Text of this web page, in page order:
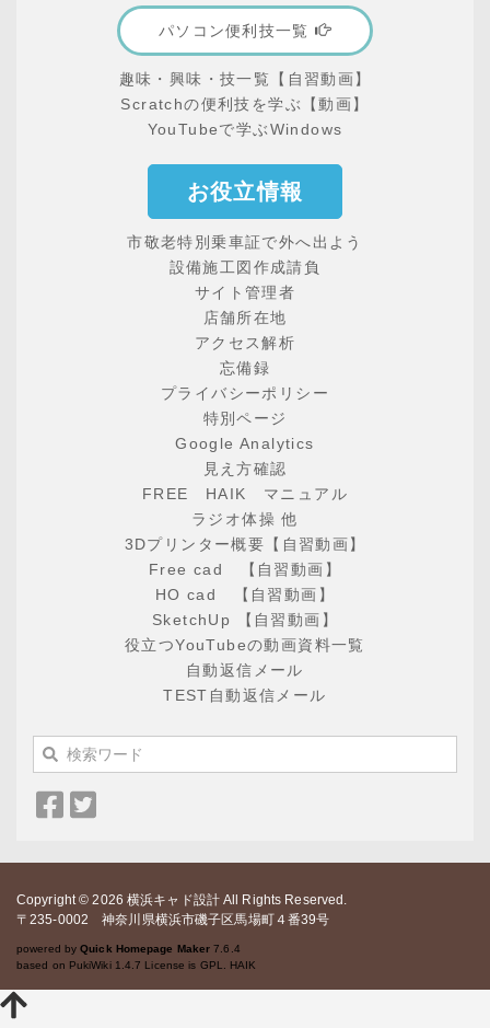
パソコン便利技一覧
趣味・興味・技一覧【自習動画】
Scratchの便利技を学ぶ【動画】
YouTubeで学ぶWindows
お役立情報
市敬老特別乗車証で外へ出よう
設備施工図作成請負
サイト管理者
店舗所在地
アクセス解析
忘備録
プライバシーポリシー
特別ページ
Google Analytics
見え方確認
FREE HAIK マニュアル
ラジオ体操 他
3Dプリンター概要【自習動画】
Free cad 【自習動画】
HO cad 【自習動画】
SketchUp 【自習動画】
役立つYouTubeの動画資料一覧
自動返信メール
TEST自動返信メール
Facebook
ア
ア
Copyright © 2026横浜キャド設計All Rights Reserved.
〒235-0002 神奈川県横浜市磯子区馬場町４番39号
powered byQuick Homepage Maker 7.6.4
based on PukiWiki 1.4.7 License is GPL. HAIK